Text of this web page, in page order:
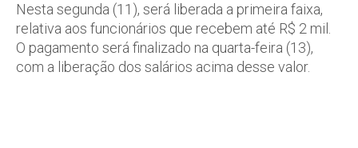
Nesta segunda (11), será liberada a primeira faixa,
relativa aos funcionários que recebem até R$ 2 mil.
O pagamento será finalizado na quarta-feira (13),
com a liberação dos salários acima desse valor.